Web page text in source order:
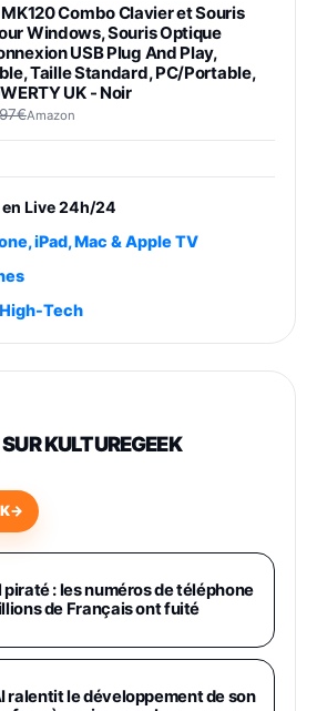
Combo Clavier et Souris
Windows, Souris Optique
USB Plug And Play,
Taille Standard, PC/Portable,
UK - Noir
Amazon
direct 3 vitesses (33-45-78
pre-ampli intégré et port USB
SAMSUNG Galaxy S26 Ultra
Fnac (Vendeur Tiers)
SAMSUNG Galaxy S26+ Violet
Galaxy Miracle Ultra, Smartphone
avec Galaxy AI, 512 Go,
Secteur Rapide 25W Inclus,
déverrouillé, Noir, Version FR
Ultra 512 Go Bleu
Live 24h/24
iPad, Mac & Apple TV
Tech
KULTUREGEEK
→
: les numéros de téléphone
de Français ont fuité
ralentit le développement de son